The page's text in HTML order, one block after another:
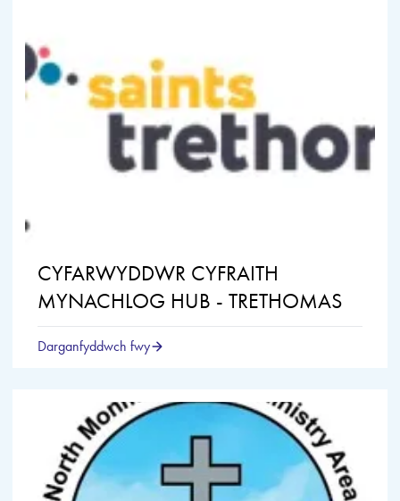
CYFARWYDDWR CYFRAITH
MYNACHLOG HUB - TRETHOMAS
Darganfyddwch fwy